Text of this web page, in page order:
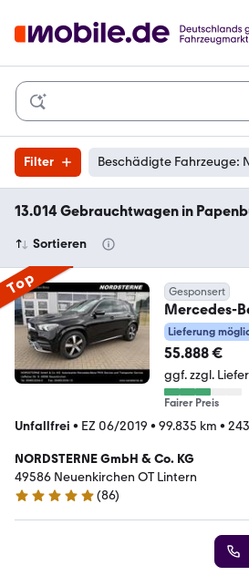
Filter Beschädigte Fahrzeuge:
13.014 Gebrauchtwagen in
Sortieren
Top Gesponsert
Mercedes-
AMG
Lieferung
55.888 €
ggf. zzgl.
Fairer Preis
Unfallfrei • EZ 06/2019 • 99.835 km •
NORDSTERNE GmbH & Co. KG
49586 Neuenkirchen OT Lintern
4.8 Sterne
(86)